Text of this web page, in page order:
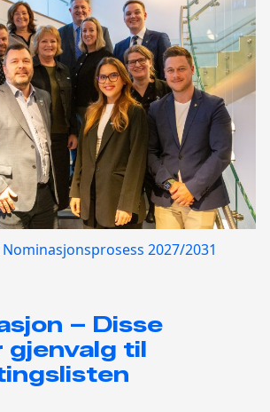
Nominasjonsprosess 2027/2031
– Disse
gjenvalg til